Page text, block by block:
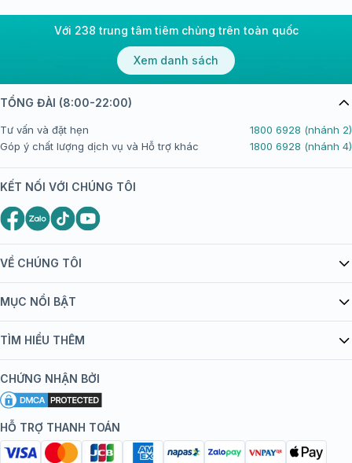
Với 238 trung tâm tiêm chủng trên toàn quốc
Xem danh sách
VỀ CHÚNG TÔI
Giới thiệu Tiêm Chủng FPT Long Châu
bán hàng
Chính sách nội dung
Chính sách bảo mật
Chính sách bảo mật dữ liệu cá nhân
MỤC NỔI BẬT
Danh mục vắc xin
Đội ngũ bác sĩ, chuyên gia
Hệ thống trung tâm tiêm chủng
TÌM HIỂU THÊM
Khuyến mãi
Tôi nên tiêm gì?
Tiêm chủng đi nước ngoài
CHỨNG NHẬN BỞI
HỖ TRỢ THANH TOÁN
TỔNG ĐÀI (8:00-22:00)
Tư vấn và đặt hẹn
1800 6928 (nhánh 2)
Góp ý chất lượng dịch vụ và Hỗ trợ khác
1800 6928 (nhánh 4)
KẾT NỐI VỚI CHÚNG TÔI